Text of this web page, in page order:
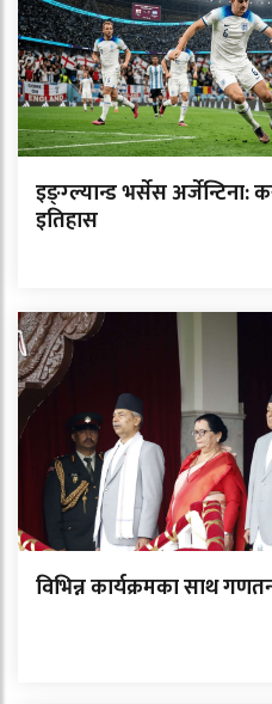
इङ्ग्ल्यान्ड भर्सेस अर्जेन्टिना:
इतिहास
विभिन्न कार्यक्रमका साथ